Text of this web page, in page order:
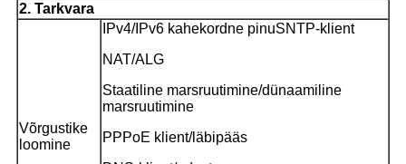
2. Tarkvara
Võrgustike
loomine
IPv4/IPv6 kahekordne pinuSNTP-klient
NAT/ALG
Staatiline marsruutimine/dünaamiline
marsruutimine
PPPoE klient/läbipääs